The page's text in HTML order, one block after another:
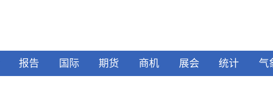
报告 国际 期货 商机 展会 统计 气